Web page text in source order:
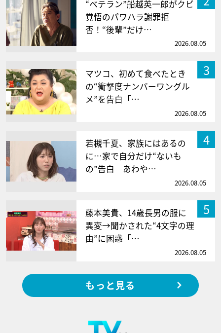
“ベテラン”船越英一郎がクビ
覚悟のパワハラ謝罪拒
否！“後輩”だけ…
2026.08.05
3
マツコ、初めて食べたとき
の“衝撃度ナンバーワングル
メ”を告白「…
2026.08.05
4
若槻千夏、家族にはあるの
に…家で自分だけ“ないも
の”告白 あわや…
2026.08.05
5
藤本美貴、14歳長男の服に
異変→聞かされた“4文字の理
由”に困惑「…
2026.08.05
もっと見る